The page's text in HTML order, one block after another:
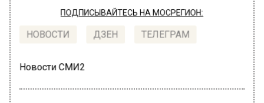
ПОДПИСЫВАЙТЕСЬ НА МОСРЕГИОН:
НОВОСТИ ДЗЕН ТЕЛЕГРАМ
Новости СМИ2